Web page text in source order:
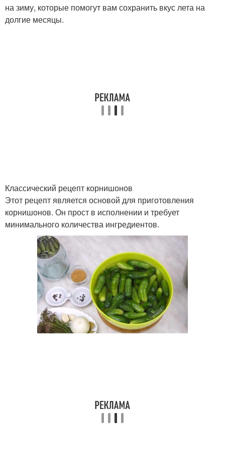
на зиму, которые помогут вам сохранить вкус лета на
долгие месяцы.
Классический рецепт корнишонов
Этот рецепт является основой для приготовления
корнишонов. Он прост в исполнении и требует
минимального количества ингредиентов.